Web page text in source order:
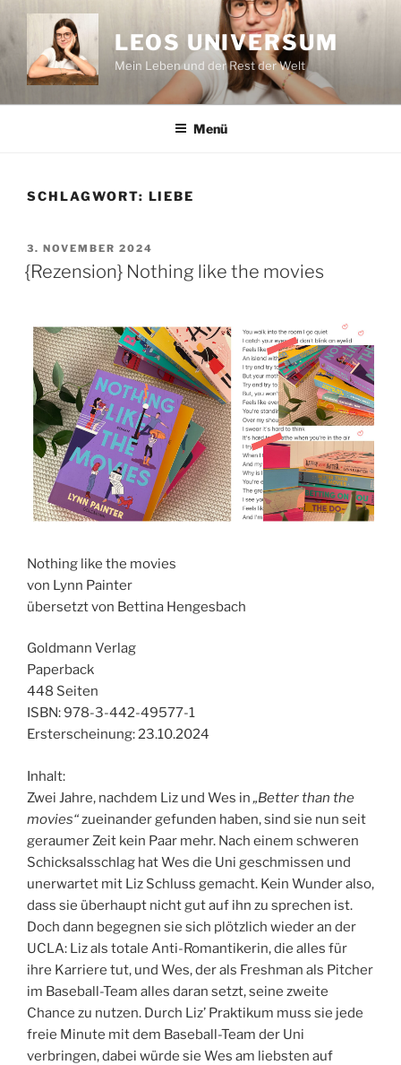
Zum
springen
LEOS UNIVERSUM
Mein Leben und der Rest der Welt
Menü
SCHLAGWORT: LIEBE
VERÖFFENTLICHT
AM
3. NOVEMBER 2024
{Rezension} Nothing like the movies
Nothing like the movies
von Lynn Painter
übersetzt von Bettina Hengesbach
Goldmann Verlag
Paperback
448 Seiten
ISBN: 978-3-442-49577-1
Ersterscheinung: 23.10.2024
Inhalt:
Zwei Jahre, nachdem Liz und Wes in„Better than the
movies“zueinander gefunden haben, sind sie nun seit
geraumer Zeit kein Paar mehr. Nach einem schweren
Schicksalsschlag hat Wes die Uni geschmissen und
unerwartet mit Liz Schluss gemacht. Kein Wunder also,
dass sie überhaupt nicht gut auf ihn zu sprechen ist.
Doch dann begegnen sie sich plötzlich wieder an der
UCLA: Liz als totale Anti-Romantikerin, die alles für
ihre Karriere tut, und Wes, der als Freshman als Pitcher
im Baseball-Team alles daran setzt, seine zweite
Chance zu nutzen. Durch Liz’ Praktikum muss sie jede
freie Minute mit dem Baseball-Team der Uni
verbringen, dabei würde sie Wes am liebsten auf